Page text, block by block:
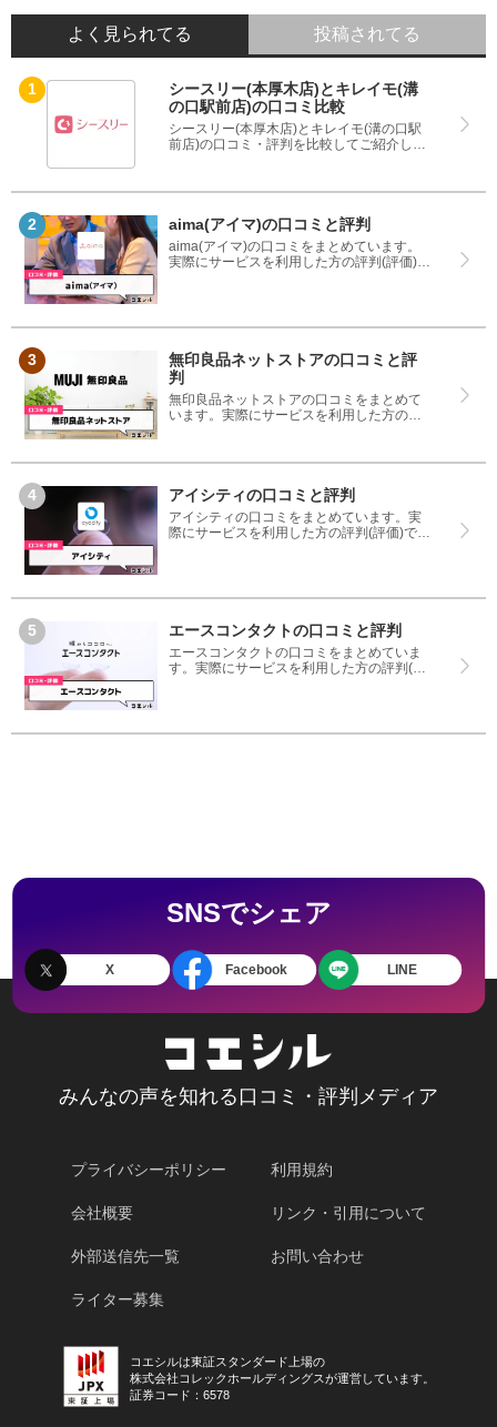
よく見られてる 投稿されてる
シースリー(本厚木店)とキレイモ(溝
の口駅前店)の口コミ比較
シースリー(本厚木店)とキレイモ(溝の口駅
前店)の口コミ・評判を比較してご紹介して
ころどちらも見て、シースリー(本厚木店)と
参考にしてください。
aima(アイマ)の口コミと評判
aima(アイマ)の口コミをまとめています。
実際にサービスを利用した方の評判(評価)で
無印良品ネットストアの口コミと評
判
無印良品ネットストアの口コミをまとめて
います。実際にサービスを利用した方の評
う参考にしてください。
アイシティの口コミと評判
アイシティの口コミをまとめています。実
際にサービスを利用した方の評判(評価)です
エースコンタクトの口コミと評判
エースコンタクトの口コミをまとめていま
す。実際にサービスを利用した方の評判(評
SNSでシェア
X Facebook LINE
みんなの声を知れる口コミ・評判メディア
プライバシーポリシー 利用規約
会社概要 リンク・引用について
外部送信先一覧 お問い合わせ
ライター募集
コエシルは東証スタンダード上場の
株式会社コレックホールディングスが運営しています。
証券コード：6578